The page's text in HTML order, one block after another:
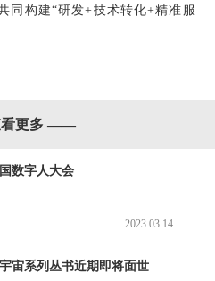
同构建“研发+技术转化+精准服
更多 ——
数字人大会
2023.03.14
宙系列丛书近期即将面世